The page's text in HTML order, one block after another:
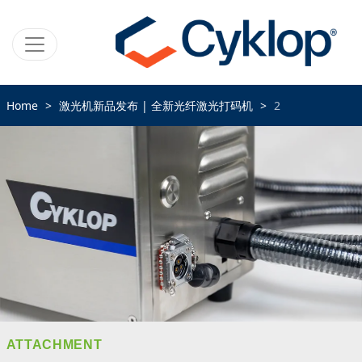
Home 激光机新品发布 | 全新光纤激光打码机 2
ATTACHMENT